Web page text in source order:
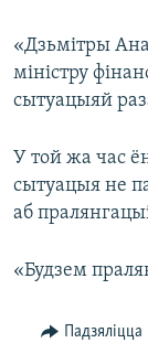
«Дзьмітры
міністру
сытуацыяй
У той жа час
сытуацыя не
аб
«Будзем
Падзяліцца